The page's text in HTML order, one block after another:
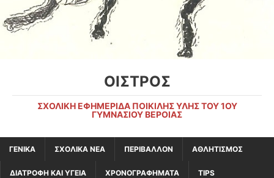
ΟΊΣΤΡΟΣ
ΣΧΟΛΙΚΉ ΕΦΗΜΕΡΊΔΑ ΠΟΙΚΊΛΗΣ ΎΛΗΣ ΤΟΥ 1ΟΥ
ΓΥΜΝΑΣΊΟΥ ΒΈΡΟΙΑΣ
ΓΕΝΙΚΆ ΣΧΟΛΙΚΑ ΝΕΑ ΠΕΡΙΒΑΛΛΟΝ ΑΘΛΗΤΙΣΜΟΣ
ΔΙΑΤΡΟΦΗ ΚΑΙ ΥΓΕΙΑ ΧΡΟΝΟΓΡΑΦΗΜΑΤΑ TIPS